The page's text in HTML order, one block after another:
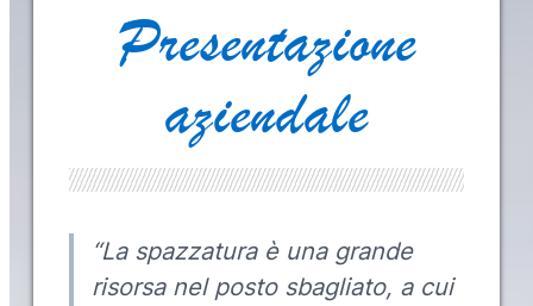
Presentazione
aziendale
“La spazzatura è una grande
risorsa nel posto sbagliato, a cui